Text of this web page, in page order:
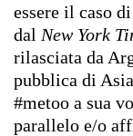
essere il caso
dal New York
rilasciata da
pubblica di
#metoo a sua
parallelo e/o